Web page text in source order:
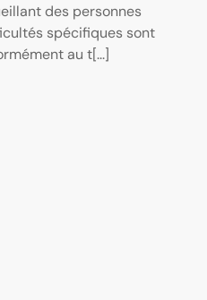
des personnes
spécifiques sont
au t[...]